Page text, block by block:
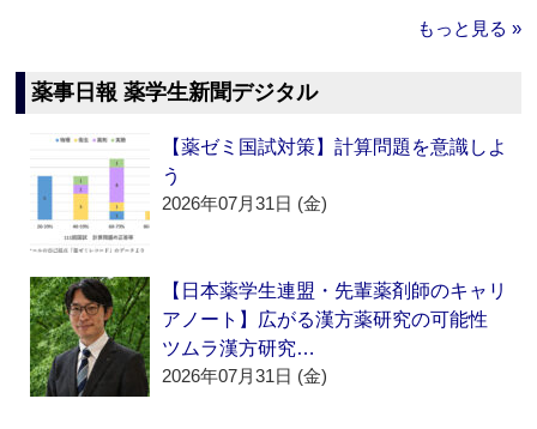
もっと見る »
薬事日報 薬学生新聞デジタル
【薬ゼミ国試対策】計算問題を意識しよ
う
2026年07月31日 (金)
【日本薬学生連盟・先輩薬剤師のキャリ
アノート】広がる漢方薬研究の可能性
ツムラ漢方研究…
2026年07月31日 (金)